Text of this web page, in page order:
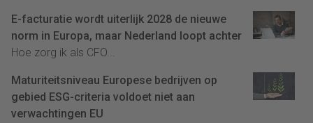
E-facturatie wordt uiterlijk 2028 de nieuwe
norm in Europa, maar Nederland loopt achter
Hoe zorg ik als CFO...
Maturiteitsniveau Europese bedrijven op
gebied ESG-criteria voldoet niet aan
verwachtingen EU